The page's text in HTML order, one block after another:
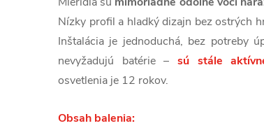
Nízky profil a hladký dizajn bez ostrých
Inštalácia je jednoduchá, bez potreby
nevyžadujú batérie – sú stále
osvetlenia je 12 rokov.
Obsah balenia: